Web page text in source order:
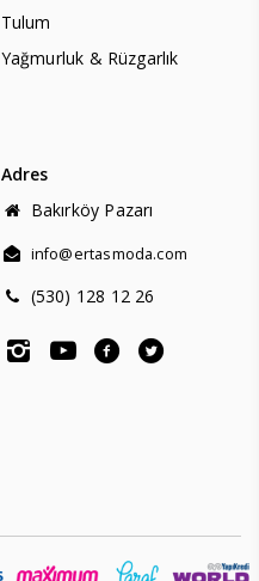
Tulum
Yağmurluk & Rüzgarlık
Adres
Bakırköy Pazarı
info@ertasmoda.com
(530) 128 12 26